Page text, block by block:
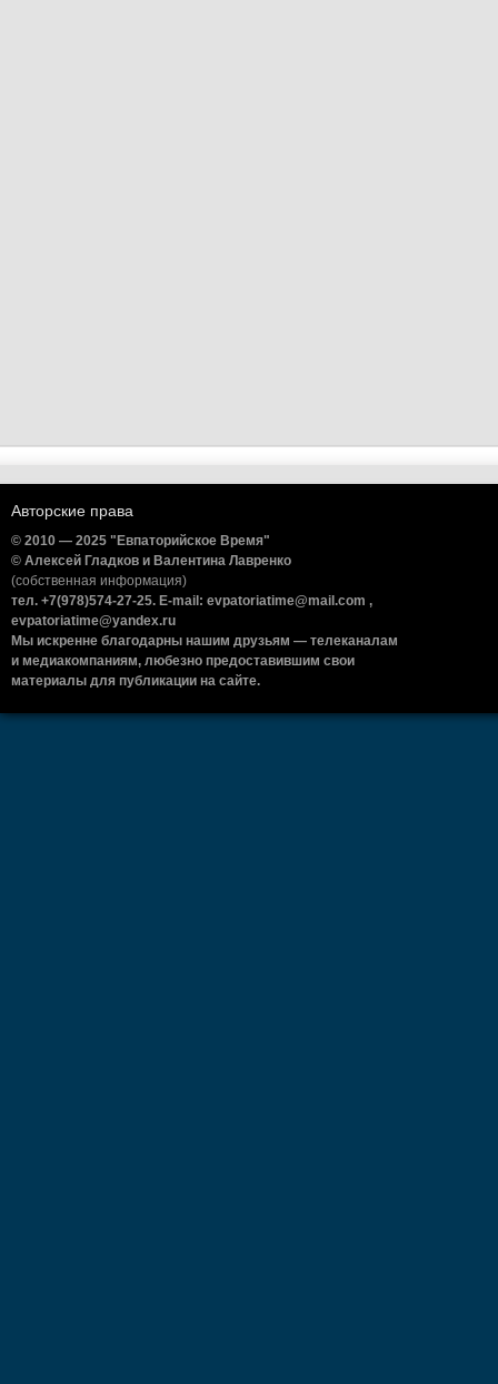
Авторские права
© 2010 — 2025 "Евпаторийское Время"
© Алексей Гладков и Валентина Лавренко
(собственная информация)
тел. +7(978)574-27-25. E-mail: evpatoriatime@mail.com ,
evpatoriatime@yandex.ru
Мы искренне благодарны нашим друзьям — телеканалам
и медиакомпаниям, любезно предоставившим свои
материалы для публикации на сайте.